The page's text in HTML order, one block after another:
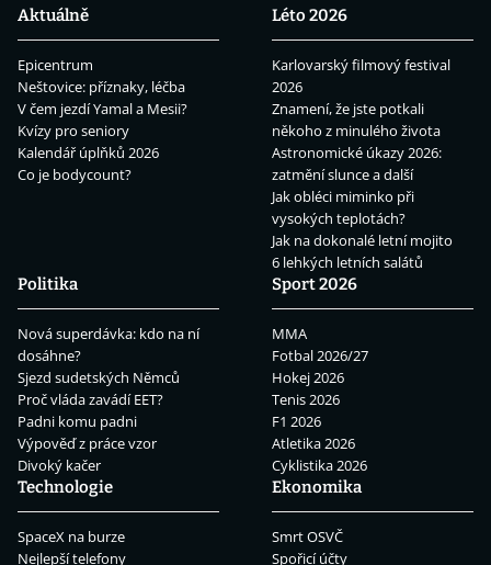
Aktuálně
Epicentrum
Neštovice: příznaky, léčba
V čem jezdí Yamal a Mesii?
Kvízy pro seniory
Kalendář úplňků 2026
Co je bodycount?
Léto 2026
Karlovarský filmový festival
2026
Znamení, že jste potkali
někoho z minulého života
Astronomické úkazy 2026:
zatmění slunce a další
Jak obléci miminko při
vysokých teplotách?
Jak na dokonalé letní mojito
6 lehkých letních salátů
Politika
Nová superdávka: kdo na ní
dosáhne?
Sjezd sudetských Němců
Proč vláda zavádí EET?
Padni komu padni
Výpověď z práce vzor
Divoký kačer
Sport 2026
MMA
Fotbal 2026/27
Hokej 2026
Tenis 2026
F1 2026
Atletika 2026
Cyklistika 2026
Technologie
SpaceX na burze
Nejlepší telefony
Ekonomika
Smrt OSVČ
Spořicí účty